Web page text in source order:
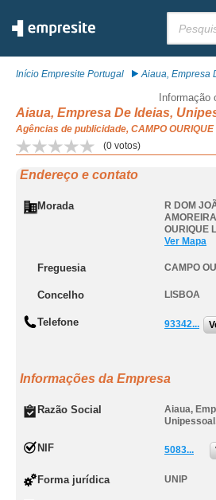
Início Empresite Portugal Aiaua, Empresa
Informação
Aiaua, Empresa De Ideias,
Agências de publicidade, CAMPO OURIQUE
(0 votos)
Endereço e contato
Morada
R DOM
OURIQUE
Ver Mapa
Freguesia CAMPO
Concelho LISBOA
Telefone 93342...
Informações da Empresa
Razão Social
Aiaua,
NIF 5083...
Forma jurídica UNIP